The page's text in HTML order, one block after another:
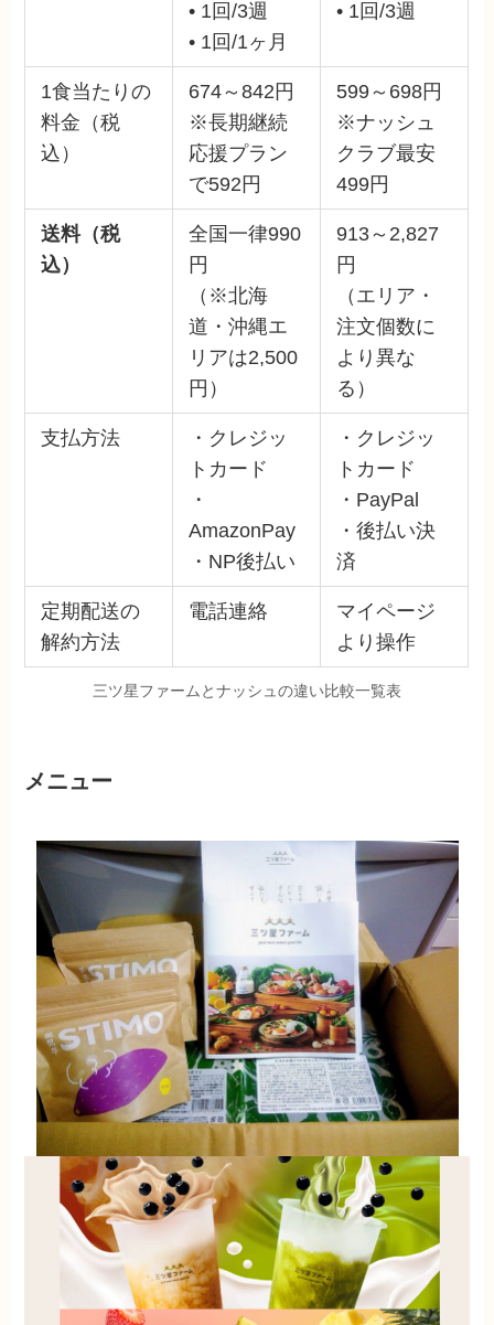
• 1回/3週
• 1回/1ヶ月
• 1回/3週
1食当たりの
料金（税
込）
674～842円
※長期継続
応援プラン
で592円
599～698円
※ナッシュ
クラブ最安
499円
送料（税
込）
全国一律990
円
（※北海
道・沖縄エ
リアは2,500
円）
913～2,827
円
（エリア・
注文個数に
より異な
る）
支払方法
・クレジッ
トカード
・
AmazonPay
・NP後払い
・クレジッ
トカード
・PayPal
・後払い決
済
定期配送の
解約方法
電話連絡
マイページ
より操作
三ツ星ファームとナッシュの違い比較一覧表
メニュー